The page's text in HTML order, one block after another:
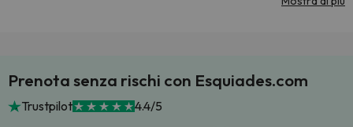
Prenota senza rischi con Esquiades.com
Trustpilot 4.4/5